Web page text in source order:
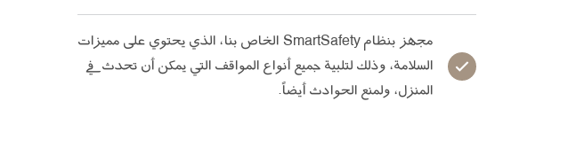
مجهز بنظام SmartSafety الخاص بنا، الذي يحتوي على مميزات
السلامة، وذلك لتلبية جميع أنواع المواقف التي يمكن أن تحدث في
المنزل، ولمنع الحوادث أيضاً.